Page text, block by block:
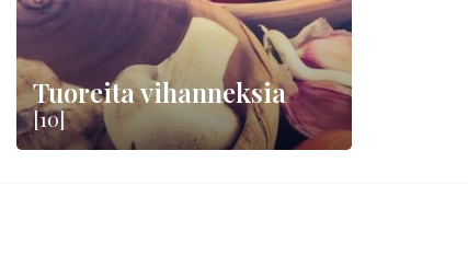
Tuoreita vihanneksia
[10]